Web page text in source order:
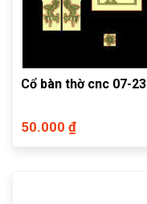
Cổ bàn thờ cnc 07-23
50.000 ₫